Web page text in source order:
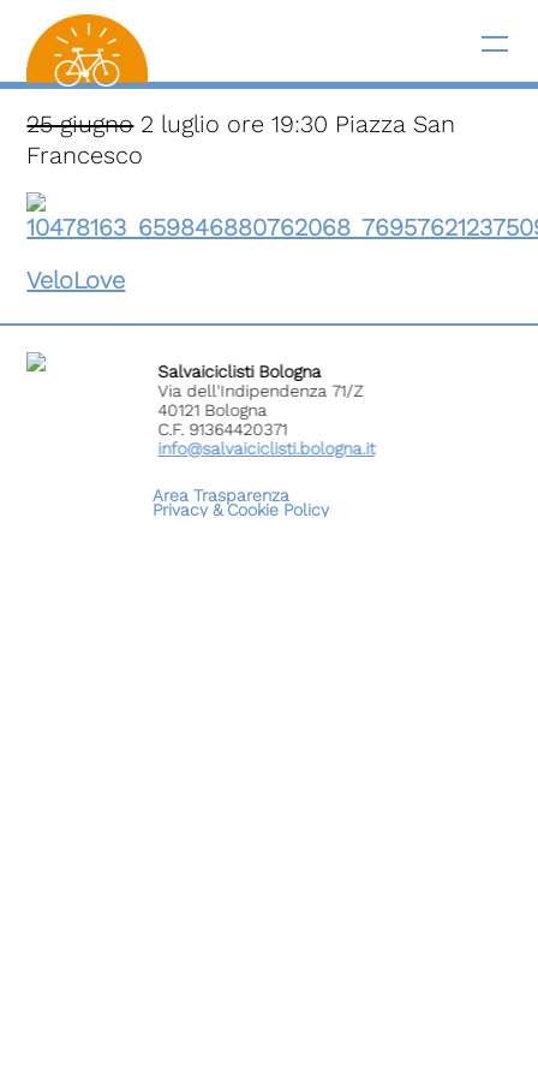
25 giugno 2 luglio ore 19:30 Piazza San
Francesco
VeloLove
Salvaiciclisti Bologna
Via dell'Indipendenza 71/Z
40121 Bologna
C.F. 91364420371
info@salvaiciclisti.bologna.it
Area Trasparenza
Privacy &Cookie Policy